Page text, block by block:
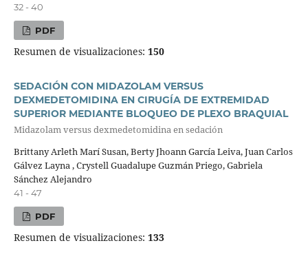
32 - 40
PDF
Resumen de visualizaciones: 150
SEDACIÓN CON MIDAZOLAM VERSUS
DEXMEDETOMIDINA EN CIRUGÍA DE EXTREMIDAD
SUPERIOR MEDIANTE BLOQUEO DE PLEXO BRAQUIAL
Midazolam versus dexmedetomidina en sedación
Brittany Arleth Marí Susan, Berty Jhoann García Leiva, Juan Carlos
Gálvez Layna , Crystell Guadalupe Guzmán Priego, Gabriela
Sánchez Alejandro
41 - 47
PDF
Resumen de visualizaciones: 133